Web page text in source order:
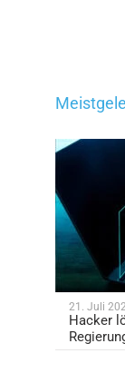
21. Juli
Hacker